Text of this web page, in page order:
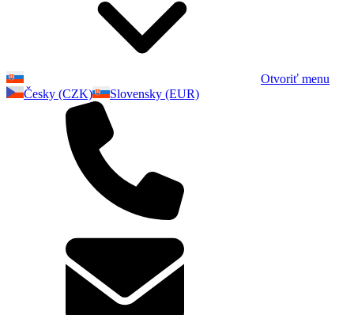
Otvoriť menu
Česky (CZK)
Slovensky (EUR)